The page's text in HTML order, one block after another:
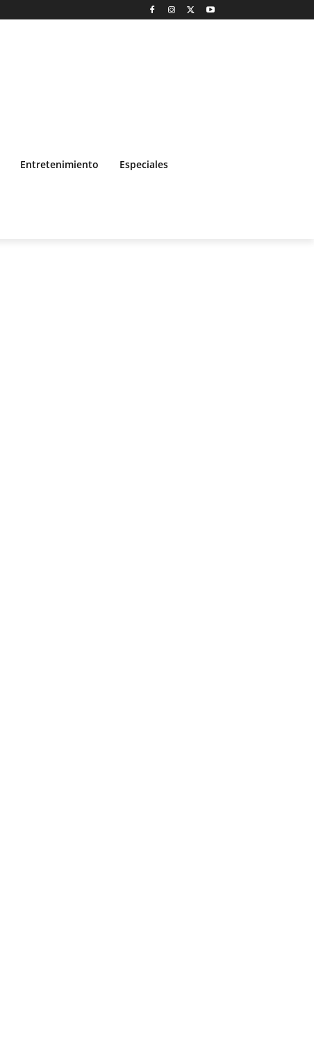
Entretenimiento Especiales